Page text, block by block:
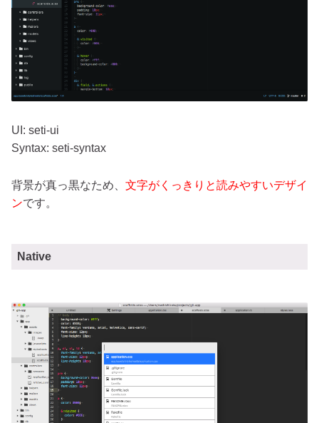
UI: seti-ui
Syntax: seti-syntax
背景が真っ黒なため、 文字がくっきりと読みやすいデザイ
ンです。
Native